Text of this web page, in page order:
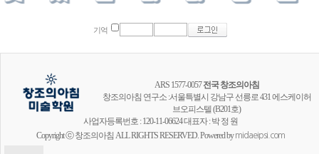
기억
ARS 1577-0057전국 창조의아침
창조의아침 연구소 :서울특별시 강남구 선릉로 431 에스케이허
브오피스텔 (B201호)
사업자등록번호 : 120-11-06624 대표자 : 박 정 원
Copyright ⓒ 창조의아침 ALL RIGHTS RESERVED. Powered bymidaeipsi.com